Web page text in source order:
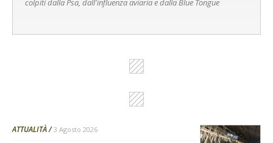
colpiti dalla Psa, dall'influenza aviaria e dalla Blue Tongue
ATTUALITÀ 3 Agosto 2026